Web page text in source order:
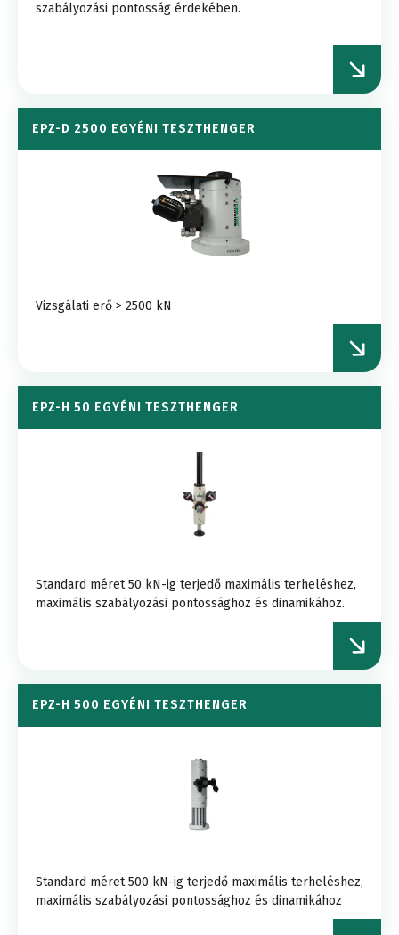
szabályozási pontosság érdekében.
EPZ-D 2500 EGYÉNI TESZTHENGER
Vizsgálati erő > 2500 kN
EPZ-H 50 EGYÉNI TESZTHENGER
Standard méret 50 kN-ig terjedő maximális terheléshez,
maximális szabályozási pontossághoz és dinamikához.
EPZ-H 500 EGYÉNI TESZTHENGER
Standard méret 500 kN-ig terjedő maximális terheléshez,
maximális szabályozási pontossághoz és dinamikához